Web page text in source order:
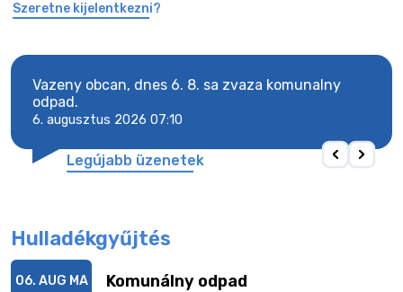
Szeretne kijelentkezni?
Vazeny obcan, dnes 6. 8. sa zvaza komunalny
odpad.
6. augusztus 2026 07:10
Legújabb üzenetek
Hulladékgyűjtés
Komunálny odpad
06. AUG MA